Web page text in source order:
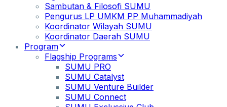
Sambutan & Filosofi SUMU
Pengurus LP UMKM PP Muhammadiyah
Koordinator Wilayah SUMU
Koordinator Daerah SUMU
Program
Flagship Programs
SUMU PRO
SUMU Catalyst
SUMU Venture Builder
SUMU Connect